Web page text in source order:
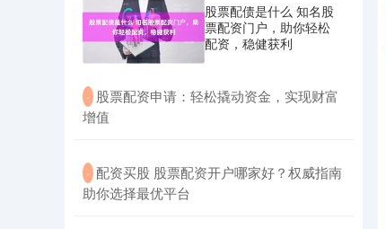
股票配债是什么 知名股
票配资门户，助你轻松
配资，稳健获利
· ​股票配资申请：轻松撬动资金，实现财富
增值
· ​配资买股 股票配资开户哪家好？权威指南
助你选择最优平台